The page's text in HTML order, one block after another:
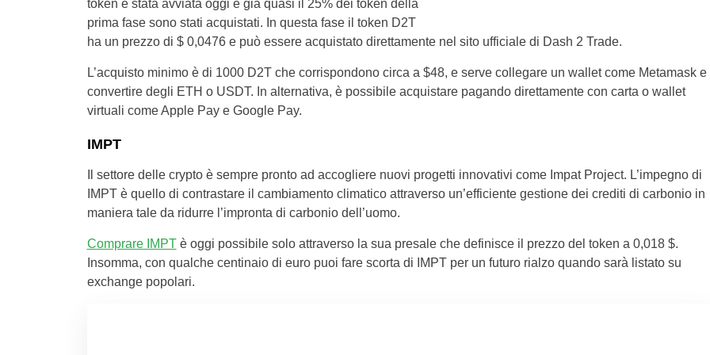
token è stata avviata oggi e già quasi il 25% dei token della
prima fase sono stati acquistati. In questa fase il token D2T
ha un prezzo di $ 0,0476 e può essere acquistato direttamente nel sito ufficiale di Dash 2 Trade.
L’acquisto minimo è di 1000 D2T che corrispondono circa a $48, e serve collegare un wallet come Metamask e
convertire degli ETH o USDT. In alternativa, è possibile acquistare pagando direttamente con carta o wallet
virtuali come Apple Pay e Google Pay.
IMPT
Il settore delle crypto è sempre pronto ad accogliere nuovi progetti innovativi come Impat Project. L’impegno di
IMPT è quello di contrastare il cambiamento climatico attraverso un’efficiente gestione dei crediti di carbonio in
maniera tale da ridurre l’impronta di carbonio dell’uomo.
Comprare IMPTè oggi possibile solo attraverso la sua presale che definisce il prezzo del token a 0,018 $.
Insomma, con qualche centinaio di euro puoi fare scorta di IMPT per un futuro rialzo quando sarà listato su
exchange popolari.